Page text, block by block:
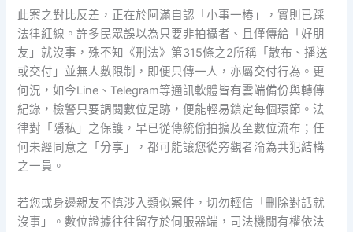
此案之對比反差，正在於阿滿自認「小事一樁」，實則已踩
法律紅線。許多民眾誤以為只要非拍攝者、且僅傳給「好朋
友」就沒事，殊不知《刑法》第315條之2所稱「散布、播送
或交付」並無人數限制，即便只傳一人，亦屬交付行為。更
何況，如今Line、Telegram等通訊軟體皆有雲端備份與轉傳
紀錄，檢警只要調閱數位足跡，便能輕易鎖定每個環節。法
律對「隱私」之保護，早已從傳統偷拍擴及至數位流布；任
何未經同意之「分享」，都可能讓您從旁觀者淪為共犯結構
之一員。
若您或身邊親友不慎涉入類似案件，切勿輕信「刪除對話就
沒事」。數位證據往往留存於伺服器端，司法機關有權依法